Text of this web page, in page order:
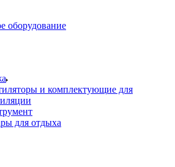
оборудование
и комплектующие для
для отдыха